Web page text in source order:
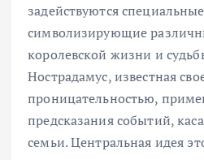
задействуются
символизирующие
королевской жизни и
Нострадамус, известная
проницательностью,
предсказания событий,
семьи. Центральная идея